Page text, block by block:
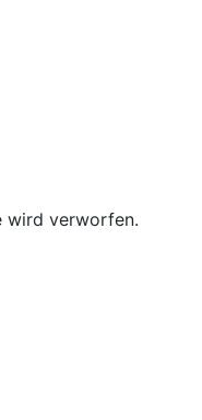
wird verworfen.